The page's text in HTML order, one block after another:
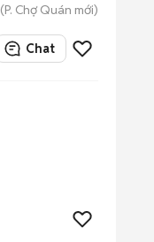
(P. Chợ Quán mới)
Chat